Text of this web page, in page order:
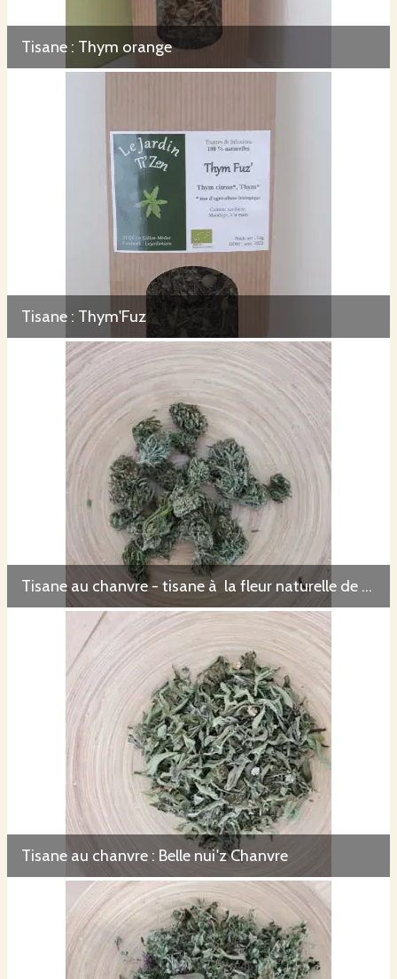
Tisane : Thym orange
Tisane : Thym'Fuz
Tisane au chanvre - tisane à la fleur naturelle de chanvre / CBD - Cannabis Sativa L. - Variété Kannabis 8%:
Tisane au chanvre : Belle nui'z Chanvre